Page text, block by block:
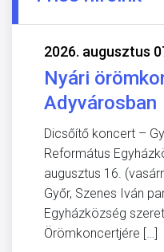
2026. augusztus
Nyári
Adyvárosban
Dicsőítő koncert –
Református
augusztus 16.
Győr, Szenes Iván
Egyházközség
Örömkoncertjére […]